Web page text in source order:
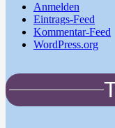
Anmelden
Eintrags-Feed
Kommentar-Feed
WordPress.org